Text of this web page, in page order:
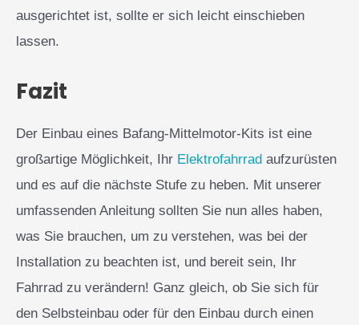
ausgerichtet ist, sollte er sich leicht einschieben
lassen.
Fazit
Der Einbau eines Bafang-Mittelmotor-Kits ist eine
großartige Möglichkeit, Ihr Elektrofahrrad aufzurüsten
und es auf die nächste Stufe zu heben. Mit unserer
umfassenden Anleitung sollten Sie nun alles haben,
was Sie brauchen, um zu verstehen, was bei der
Installation zu beachten ist, und bereit sein, Ihr
Fahrrad zu verändern! Ganz gleich, ob Sie sich für
den Selbsteinbau oder für den Einbau durch einen